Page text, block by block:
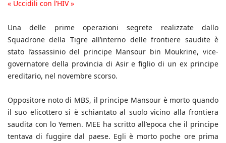
« Uccidili con l’HIV »
Una delle prime operazioni segrete realizzate dallo
Squadrone della Tigre all’interno delle frontiere saudite è
stato l’assassinio del principe Mansour bin Moukrine, vice-
governatore della provincia di Asir e figlio di un ex principe
ereditario, nel novembre scorso.
Oppositore noto di MBS, il principe Mansour è morto quando
il suo elicottero si è schiantato al suolo vicino alla frontiera
saudita con lo Yemen. MEE ha scritto all’epoca che il principe
tentava di fuggire dal paese. Egli è morto poche ore prima